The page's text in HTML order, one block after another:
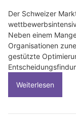
Der Schweizer
Neben einem
Organisationen
gestützte
Weiterlesen